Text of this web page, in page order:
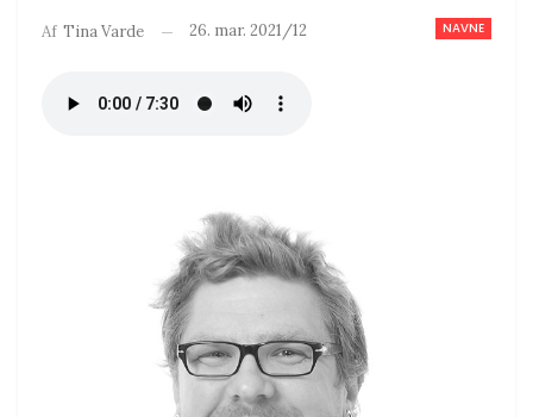
NAVNE
Af Tina Varde 26. mar. 2021/12